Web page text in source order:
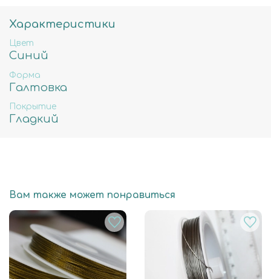
Характеристики
Цвет
Синий
Форма
Галтовка
Покрытие
Гладкий
Вам также может понравиться